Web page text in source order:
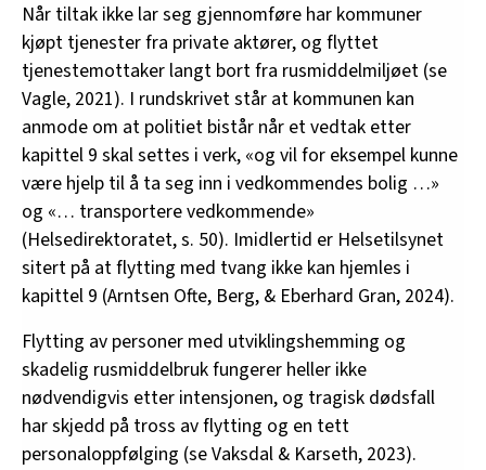
Når tiltak ikke lar seg gjennomføre har kommuner
kjøpt tjenester fra private aktører, og flyttet
tjenestemottaker langt bort fra rusmiddelmiljøet (se
Vagle, 2021). I rundskrivet står at kommunen kan
anmode om at politiet bistår når et vedtak etter
kapittel 9 skal settes i verk, «og vil for eksempel kunne
være hjelp til å ta seg inn i vedkommendes bolig …»
og «… transportere vedkommende»
(Helsedirektoratet, s. 50). Imidlertid er Helsetilsynet
sitert på at flytting med tvang ikke kan hjemles i
kapittel 9 (Arntsen Ofte, Berg, & Eberhard Gran, 2024).
Flytting av personer med utviklingshemming og
skadelig rusmiddelbruk fungerer heller ikke
nødvendigvis etter intensjonen, og tragisk dødsfall
har skjedd på tross av flytting og en tett
personaloppfølging (se Vaksdal & Karseth, 2023).